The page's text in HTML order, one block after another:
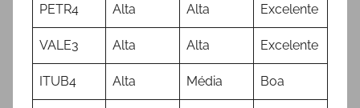
PETR4 Alta Alta Excelente
VALE3 Alta Alta Excelente
ITUB4 Alta Média Boa